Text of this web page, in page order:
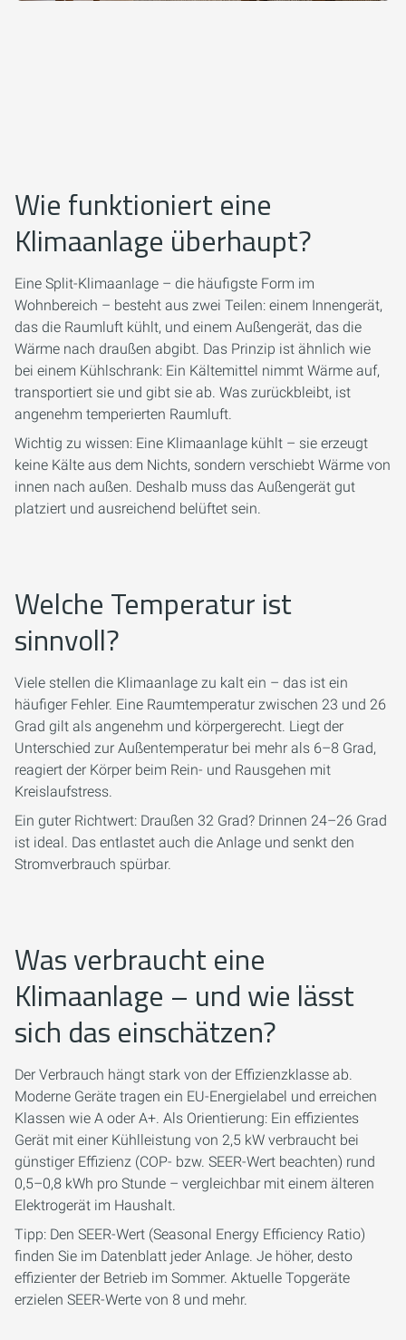
Wie funktioniert eine
Klimaanlage überhaupt?
Eine Split-Klimaanlage – die häufigste Form im
Wohnbereich – besteht aus zwei Teilen: einem Innengerät,
das die Raumluft kühlt, und einem Außengerät, das die
Wärme nach draußen abgibt. Das Prinzip ist ähnlich wie
bei einem Kühlschrank: Ein Kältemittel nimmt Wärme auf,
transportiert sie und gibt sie ab. Was zurückbleibt, ist
angenehm temperierten Raumluft.
Wichtig zu wissen: Eine Klimaanlage kühlt – sie erzeugt
keine Kälte aus dem Nichts, sondern verschiebt Wärme von
innen nach außen. Deshalb muss das Außengerät gut
platziert und ausreichend belüftet sein.
Welche Temperatur ist
sinnvoll?
Viele stellen die Klimaanlage zu kalt ein – das ist ein
häufiger Fehler. Eine Raumtemperatur zwischen 23 und 26
Grad gilt als angenehm und körpergerecht. Liegt der
Unterschied zur Außentemperatur bei mehr als 6–8 Grad,
reagiert der Körper beim Rein- und Rausgehen mit
Kreislaufstress.
Ein guter Richtwert: Draußen 32 Grad? Drinnen 24–26 Grad
ist ideal. Das entlastet auch die Anlage und senkt den
Stromverbrauch spürbar.
Was verbraucht eine
Klimaanlage – und wie lässt
sich das einschätzen?
Der Verbrauch hängt stark von der Effizienzklasse ab.
Moderne Geräte tragen ein EU-Energielabel und erreichen
Klassen wie A oder A+. Als Orientierung: Ein effizientes
Gerät mit einer Kühlleistung von 2,5 kW verbraucht bei
günstiger Effizienz (COP- bzw. SEER-Wert beachten) rund
0,5–0,8 kWh pro Stunde – vergleichbar mit einem älteren
Elektrogerät im Haushalt.
Tipp: Den SEER-Wert (Seasonal Energy Efficiency Ratio)
finden Sie im Datenblatt jeder Anlage. Je höher, desto
effizienter der Betrieb im Sommer. Aktuelle Topgeräte
erzielen SEER-Werte von 8 und mehr.